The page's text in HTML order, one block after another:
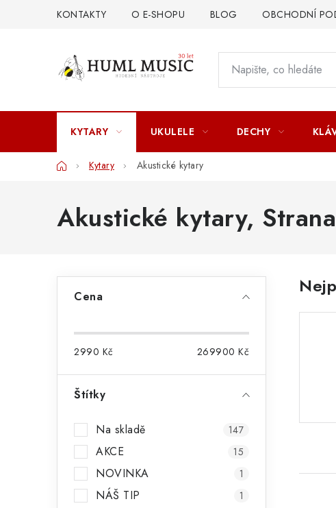
KONTAKTY O E-SHOPU BLOG OBCHODNÍ
KYTARY UKULELE DECHY
DomůKytary Akustické kytary
Akustické kytary,
t
Cena
2990 Kč 269900 Kč
Štítky
Na skladě 147
AKCE 15
NOVINKA 1
NÁŠ TIP 1